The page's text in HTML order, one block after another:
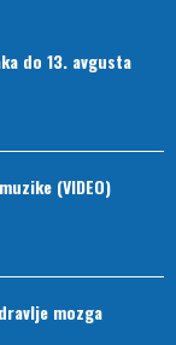
do 13. avgusta
(VIDEO)
mozga